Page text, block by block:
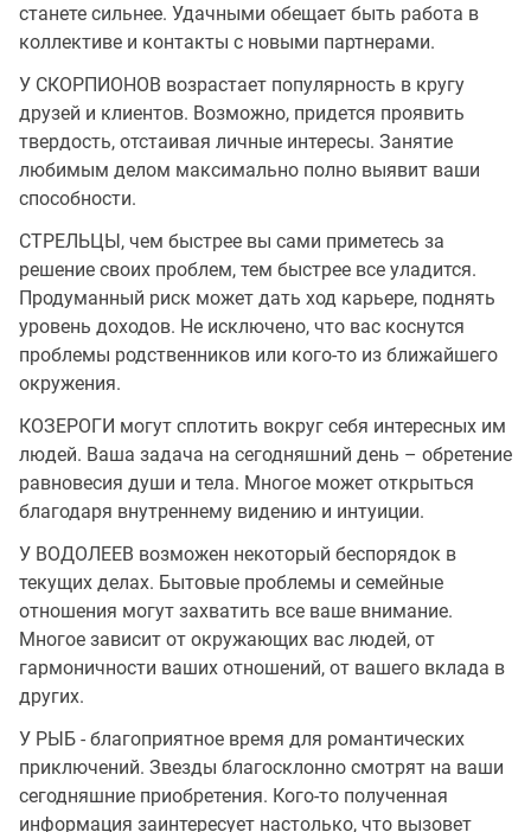
станете сильнее. Удачными обещает быть работа в
коллективе и контакты с новыми партнерами.
У СКОРПИОНОВ возрастает популярность в кругу
друзей и клиентов. Возможно, придется проявить
твердость, отстаивая личные интересы. Занятие
любимым делом максимально полно выявит ваши
способности.
СТРЕЛЬЦЫ, чем быстрее вы сами приметесь за
решение своих проблем, тем быстрее все уладится.
Продуманный риск может дать ход карьере, поднять
уровень доходов. Не исключено, что вас коснутся
проблемы родственников или кого-то из ближайшего
окружения.
КОЗЕРОГИ могут сплотить вокруг себя интересных им
людей. Ваша задача на сегодняшний день – обретение
равновесия души и тела. Многое может открыться
благодаря внутреннему видению и интуиции.
У ВОДОЛЕЕВ возможен некоторый беспорядок в
текущих делах. Бытовые проблемы и семейные
отношения могут захватить все ваше внимание.
Многое зависит от окружающих вас людей, от
гармоничности ваших отношений, от вашего вклада в
других.
У РЫБ - благоприятное время для романтических
приключений. Звезды благосклонно смотрят на ваши
сегодняшние приобретения. Кого-то полученная
информация заинтересует настолько, что вызовет